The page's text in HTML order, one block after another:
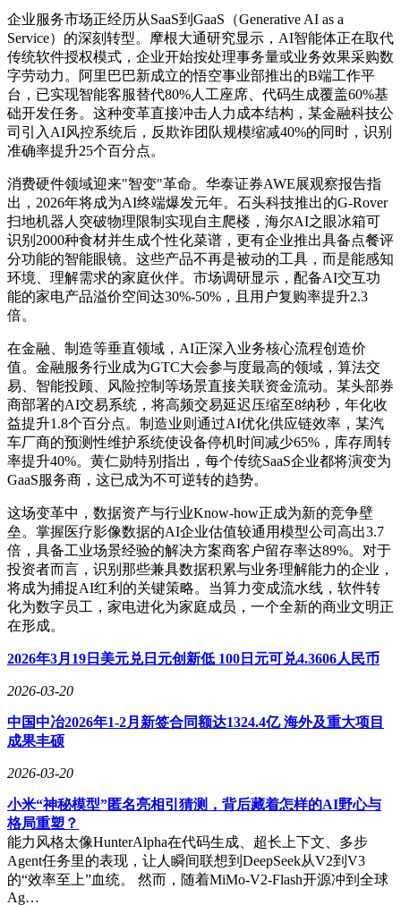
企业服务市场正经历从SaaS到GaaS（Generative AI as a
Service）的深刻转型。摩根大通研究显示，AI智能体正在取代
传统软件授权模式，企业开始按处理事务量或业务效果采购数
字劳动力。阿里巴巴新成立的悟空事业部推出的B端工作平
台，已实现智能客服替代80%人工座席、代码生成覆盖60%基
础开发任务。这种变革直接冲击人力成本结构，某金融科技公
司引入AI风控系统后，反欺诈团队规模缩减40%的同时，识别
准确率提升25个百分点。
消费硬件领域迎来"智变"革命。华泰证券AWE展观察报告指
出，2026年将成为AI终端爆发元年。石头科技推出的G-Rover
扫地机器人突破物理限制实现自主爬楼，海尔AI之眼冰箱可
识别2000种食材并生成个性化菜谱，更有企业推出具备点餐评
分功能的智能眼镜。这些产品不再是被动的工具，而是能感知
环境、理解需求的家庭伙伴。市场调研显示，配备AI交互功
能的家电产品溢价空间达30%-50%，且用户复购率提升2.3
倍。
在金融、制造等垂直领域，AI正深入业务核心流程创造价
值。金融服务行业成为GTC大会参与度最高的领域，算法交
易、智能投顾、风险控制等场景直接关联资金流动。某头部券
商部署的AI交易系统，将高频交易延迟压缩至8纳秒，年化收
益提升1.8个百分点。制造业则通过AI优化供应链效率，某汽
车厂商的预测性维护系统使设备停机时间减少65%，库存周转
率提升40%。黄仁勋特别指出，每个传统SaaS企业都将演变为
GaaS服务商，这已成为不可逆转的趋势。
这场变革中，数据资产与行业Know-how正成为新的竞争壁
垒。掌握医疗影像数据的AI企业估值较通用模型公司高出3.7
倍，具备工业场景经验的解决方案商客户留存率达89%。对于
投资者而言，识别那些兼具数据积累与业务理解能力的企业，
将成为捕捉AI红利的关键策略。当算力变成流水线，软件转
化为数字员工，家电进化为家庭成员，一个全新的商业文明正
在形成。
确定
2026年3月19日美元兑日元创新低 100日元可兑4.3606人民币
2026-03-20
中国中冶2026年1-2月新签合同额达1324.4亿 海外及重大项目
成果丰硕
2026-03-20
小米“神秘模型”匿名亮相引猜测，背后藏着怎样的AI野心与
格局重塑？
能力风格太像HunterAlpha在代码生成、超长上下文、多步
Agent任务里的表现，让人瞬间联想到DeepSeek从V2到V3
的“效率至上”血统。 然而，随着MiMo-V2-Flash开源冲到全球
Ag…
2026-03-19
英伟达“单品爆款”策略：88核Vera CPU成利器，或斩获数十
亿美元营收
IT之家 3 月 19 日消息，2026 年 GPU 技术大会（GTC）期间
接受科技媒体 Tom's Hardware采访时，英伟达副总裁兼超大规
模和高性能计算业务总经理伊恩 · 巴克（Ian Buck）表…
2026-03-19
雷军宣布小米未来三年豪掷600亿布局AI，自研大模型家族亮
他表示，小米将积极拥抱 AI 时代，未来三年在 AI 领域投入
600 亿元。 IT之家注意到，在今日凌晨，小米宣布推出三款大
2025年图灵奖揭晓：量子信息科学先驱本内特与布拉萨德获此
殊荣
IT之家 3 月 19 日消息，国际计算机学会（ACM）于当地时间
3 月 18 日宣布，2025 年图灵奖（A.M. TuringAward）授予美
国 IBM 研究院物理学家查尔斯 · 亨利 · 本内特（…